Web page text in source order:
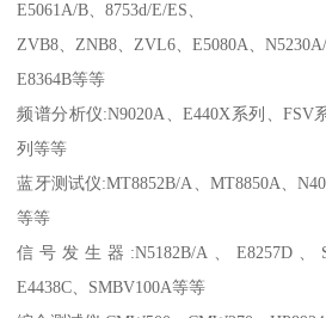
E5061A/B、8753d/E/ES、
ZVB8、ZNB8、ZVL6、E5080A、N5230A/
E8364B等等
频谱分析仪:N9020A、E440X系列、FSV
列等等
蓝牙测试仪:MT8852B/A、MT8850A、
等等
信号发生器:N5182B/A、E8257D、
E4438C、SMBV100A等等